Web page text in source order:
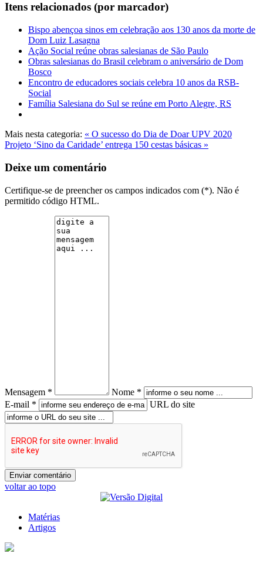
Itens relacionados (por marcador)
Bispo abençoa sinos em celebração aos 130 anos da morte de
Dom Luiz Lasagna
Ação Social reúne obras salesianas de São Paulo
Obras salesianas do Brasil celebram o aniversário de Dom
Bosco
Encontro de educadores sociais celebra 10 anos da RSB-
Social
Família Salesiana do Sul se reúne em Porto Alegre, RS
Mais nesta categoria: « O sucesso do Dia de Doar UPV 2020
Projeto ‘Sino da Caridade’ entrega 150 cestas básicas »
Deixe um comentário
Certifique-se de preencher os campos indicados com (*). Não é
permitido código HTML.
Mensagem *
Nome *
E-mail *
URL do site
voltar ao topo
Matérias
Artigos